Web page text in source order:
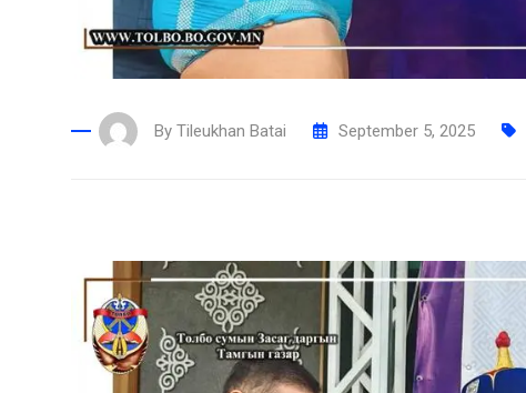
By Tileukhan Batai September 5, 2025